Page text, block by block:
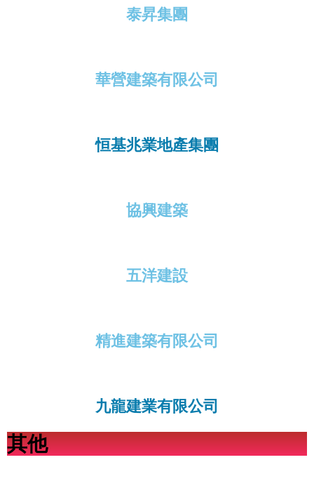
泰昇集團
華營建築有限公司
恒基兆業地產集團
協興建築
五洋建設
精進建築有限公司
九龍建業有限公司
其他